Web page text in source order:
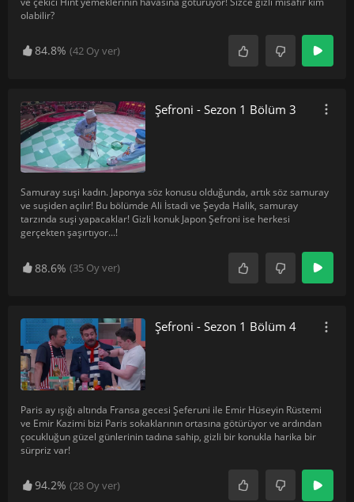
olabilir?
84.8% (42 Oy ver)
Şefroni - Sezon 1 Bölüm 3
Samuray suşi kadın. Japonya söz konusu olduğunda, artık söz samuray
ve suşiden açılır! Bu bölümde Ali İstadi ve Şeyda Halik, samuray
tarzında suşi yapacaklar! Gizli konuk Japon Şefroni ise herkesi
gerçekten şaşırtıyor...!
88.6% (35 Oy ver)
Şefroni - Sezon 1 Bölüm 4
Paris ay ışığı altında Fransa gecesi Şeferuni ile Emir Hüseyin Rüstemi
ve Emir Kazimi bizi Paris sokaklarının ortasına götürüyor ve ardından
çocukluğun güzel günlerinin tadına sahip, gizli bir konukla harika bir
sürpriz var!
94.2% (28 Oy ver)